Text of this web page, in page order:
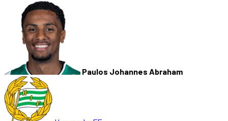
Paulos Johannes Abraham